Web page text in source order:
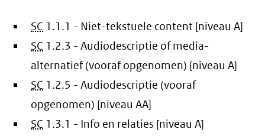
SC 1.1.1 - Niet-tekstuele content [niveau A]
SC 1.2.3 - Audiodescriptie of media-
alternatief (vooraf opgenomen) [niveau A]
SC 1.2.5 - Audiodescriptie (vooraf
opgenomen) [niveau AA]
SC 1.3.1 - Info en relaties [niveau A]